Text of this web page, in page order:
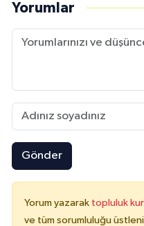
Yorumlar
Gönder
Yorum yazarak topluluk
ve tüm sorumluluğu